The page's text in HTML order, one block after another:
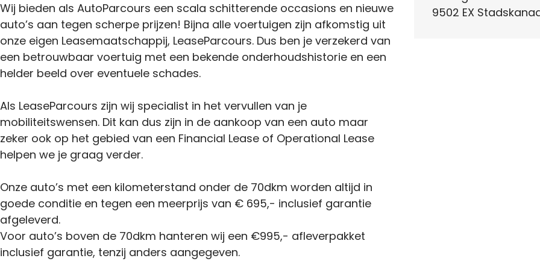
Wij bieden als AutoParcours een scala schitterende occasions en nieuwe
auto’s aan tegen scherpe prijzen! Bijna alle voertuigen zijn afkomstig uit
onze eigen Leasemaatschappij, LeaseParcours. Dus ben je verzekerd van
een betrouwbaar voertuig met een bekende onderhoudshistorie en een
helder beeld over eventuele schades.
Als LeaseParcours zijn wij specialist in het vervullen van je
mobiliteitswensen. Dit kan dus zijn in de aankoop van een auto maar
zeker ook op het gebied van een Financial Lease of Operational Lease
helpen we je graag verder.
Onze auto’s met een kilometerstand onder de 70dkm worden altijd in
goede conditie en tegen een meerprijs van € 695,- inclusief garantie
afgeleverd.
Voor auto’s boven de 70dkm hanteren wij een €995,- afleverpakket
inclusief garantie, tenzij anders aangegeven.
9502 EX